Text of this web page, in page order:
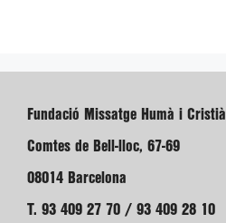
Fundació Missatge Humà i Cristià
Comtes de Bell-lloc, 67-69
08014 Barcelona
T. 93 409 27 70 / 93 409 28 10